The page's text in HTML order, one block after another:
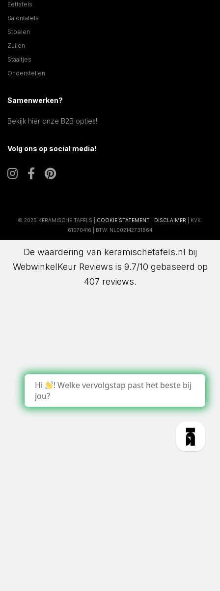
Eettafels
Salontafels
Stoelen
Zuilen
Staaltjes
Onderstellen
Samenwerken?
Bekijk hier onze B2B opties!
Volg ons op social media!
© 2025 KERAMISCHE TAFELS | COOKIE STATEMENT DISCLAIMER | KVK:
61070416 | BTW: NL002142731B64
De waardering van keramischetafels.nl bij
WebwinkelKeur Reviews is 9.7/10 gebaseerd op
407 reviews.
Hi
! Welke vervolgstap past het beste bij
jou?